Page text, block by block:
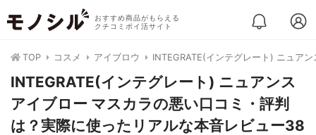
おすすめ商品がもらえる
クチコミポイ活サイト
TOP コスメ アイブロウ INTEGRATE(インテグレート) ニュア
INTEGRATE(インテグレート) ニュアンス
アイブロー マスカラの悪い口コミ・評判
は？実際に使ったリアルな本音レビュー38